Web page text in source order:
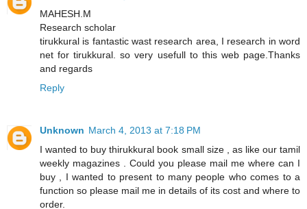
MAHESH.M
Research scholar
tirukkural is fantastic wast research area, I research in word
net for tirukkural. so very usefull to this web page.Thanks
and regards
Reply
Unknown March 4, 2013 at 7:18 PM
I wanted to buy thirukkural book small size , as like our tamil
weekly magazines . Could you please mail me where can I
buy , I wanted to present to many people who comes to a
function so please mail me in details of its cost and where to
order.